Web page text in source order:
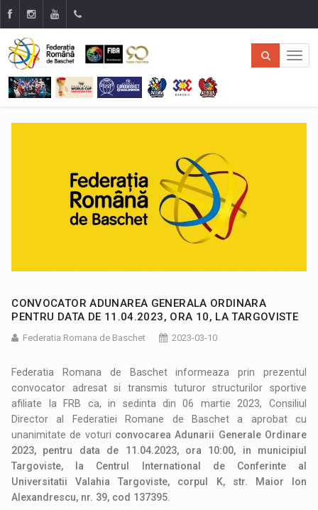
CONVOCATOR ADUNAREA GENERALA ORDINARA
PENTRU DATA DE 11.04.2023, ORA 10, LA TARGOVISTE
Federatia Romana de Baschet 2023-03-10
Federatia Romana de Baschet informeaza prin prezentul
convocator adresat si transmis tuturor structurilor sportive
afiliate la FRB ca, in sedinta din 06 martie 2023, Consiliul
Director al Federatiei Romane de Baschet a aprobat cu
unanimitate de voturi convocarea Adunarii Generale Ordinare
2023, pentru data de 11.04.2023, ora 10:00, in municipiul
Targoviste, la Centrul International de Conferinte al
Universitatii Valahia Targoviste, corpul K, str. Maior Ion
Alexandrescu, nr. 39, cod 137395